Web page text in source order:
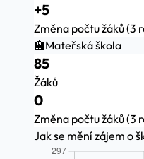
+5
Změna počtu žáků (3
🏫Mateřská škola
85
Žáků
0
Změna počtu žáků (3
Jak se mění zájem o